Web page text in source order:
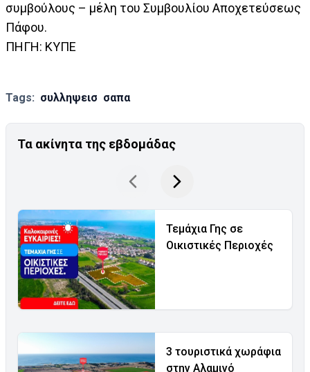
συμβούλους – μέλη του Συμβουλίου Αποχετεύσεως
Πάφου.
ΠΗΓΗ: ΚΥΠΕ
Tags: συλληψεισ σαπα
Τα ακίνητα της εβδομάδας
Τεμάχια Γης σε
Οικιστικές Περιοχές
3 τουριστικά χωράφια
στην Αλαμινό